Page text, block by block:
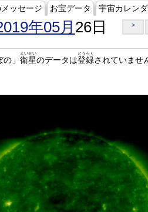
ッセージ お宝データ 宇宙カレン
年05月 26日 >
」 衛星
えいせい
のデータは登録
とうろく
されていませ